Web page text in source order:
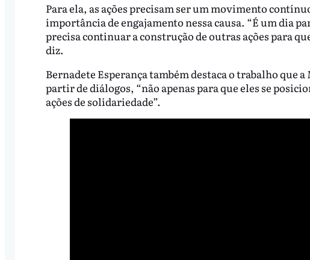
Para ela, as ações precisam ser um movimento
importância de engajamento nessa causa. “É um dia
precisa continuar a construção de outras ações para
diz.
Bernadete Esperança também destaca o trabalho que
partir de diálogos, “não apenas para que eles se
ações de solidariedade”.